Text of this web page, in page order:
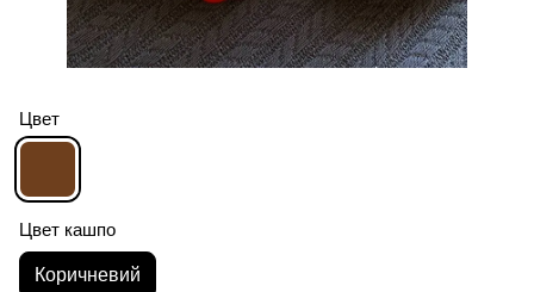
Цвет
Цвет кашпо
Коричневий